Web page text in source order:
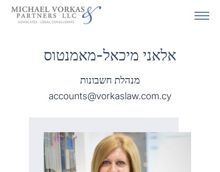
אלאני מיכאל-מאמנטוס
מנהלת חשבונות
accounts@vorkaslaw.com.cy